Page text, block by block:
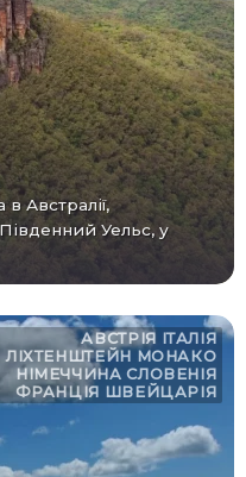
Уельс, у
АВСТРІЯ ІТАЛІЯ
ЛІХТЕНШТЕЙН МОНАКО
НІМЕЧЧИНА СЛОВЕНІЯ
ФРАНЦІЯ ШВЕЙЦАРІЯ